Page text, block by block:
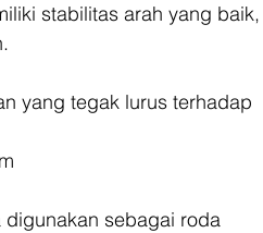
stabilitas arah yang baik,
yang tegak lurus terhadap
sebagai roda